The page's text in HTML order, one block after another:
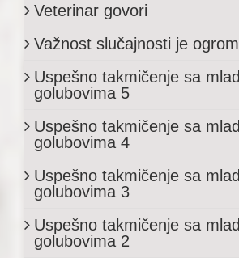
Veterinar govori
Važnost slučajnosti je
Uspešno takmičenje sa
golubovima 5
Uspešno takmičenje sa
golubovima 4
Uspešno takmičenje sa
golubovima 3
Uspešno takmičenje sa
golubovima 2